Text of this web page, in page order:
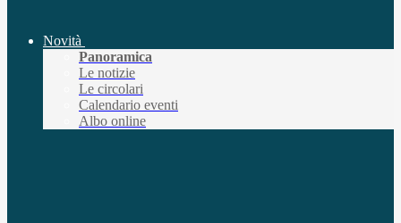
Novità
Panoramica
Le notizie
Le circolari
Calendario eventi
Albo online